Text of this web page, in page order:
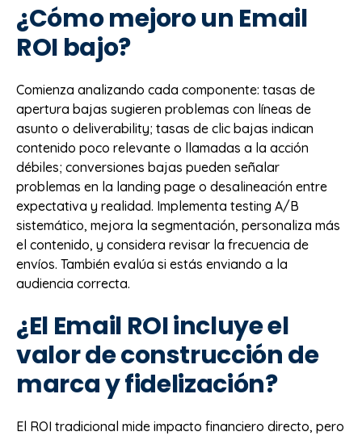
¿Cómo mejoro un Email
ROI bajo?
Comienza analizando cada componente: tasas de
apertura bajas sugieren problemas con líneas de
asunto o deliverability; tasas de clic bajas indican
contenido poco relevante o llamadas a la acción
débiles; conversiones bajas pueden señalar
problemas en la landing page o desalineación entre
expectativa y realidad. Implementa testing A/B
sistemático, mejora la segmentación, personaliza más
el contenido, y considera revisar la frecuencia de
envíos. También evalúa si estás enviando a la
audiencia correcta.
¿El Email ROI incluye el
valor de construcción de
marca y fidelización?
El ROI tradicional mide impacto financiero directo, pero